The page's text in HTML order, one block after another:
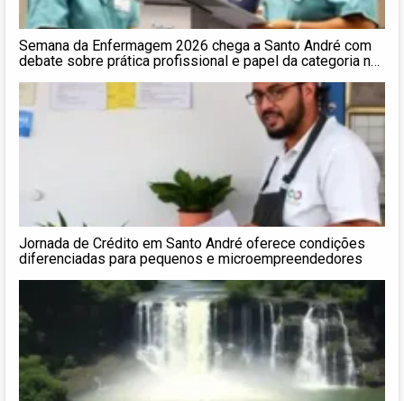
Semana da Enfermagem 2026 chega a Santo André com
debate sobre prática profissional e papel da categoria na
Jornada de Crédito em Santo André oferece condições
diferenciadas para pequenos e microempreendedores